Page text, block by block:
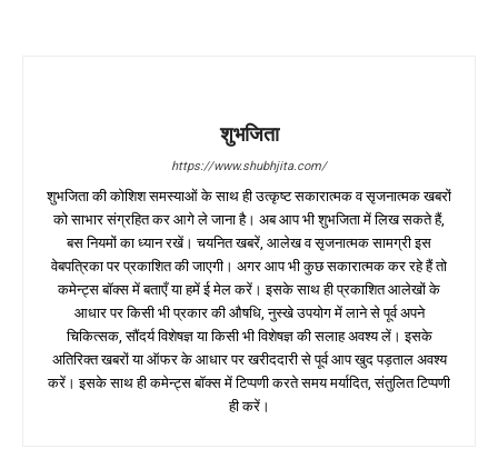
शुभजिता
https://www.shubhjita.com/
शुभजिता की कोशिश समस्याओं के साथ ही उत्कृष्ट सकारात्मक व सृजनात्मक खबरों
को साभार संग्रहित कर आगे ले जाना है। अब आप भी शुभजिता में लिख सकते हैं,
बस नियमों का ध्यान रखें। चयनित खबरें, आलेख व सृजनात्मक सामग्री इस
वेबपत्रिका पर प्रकाशित की जाएगी। अगर आप भी कुछ सकारात्मक कर रहे हैं तो
कमेन्ट्स बॉक्स में बताएँ या हमें ई मेल करें। इसके साथ ही प्रकाशित आलेखों के
आधार पर किसी भी प्रकार की औषधि, नुस्खे उपयोग में लाने से पूर्व अपने
चिकित्सक, सौंदर्य विशेषज्ञ या किसी भी विशेषज्ञ की सलाह अवश्य लें। इसके
अतिरिक्त खबरों या ऑफर के आधार पर खरीददारी से पूर्व आप खुद पड़ताल अवश्य
करें। इसके साथ ही कमेन्ट्स बॉक्स में टिप्पणी करते समय मर्यादित, संतुलित टिप्पणी
ही करें।